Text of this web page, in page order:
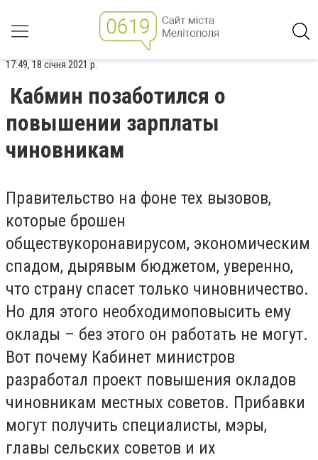
17:49, 18 січня 2021 р.
Кабмин позаботился о
повышении зарплаты
чиновникам
Правительство на фоне тех вызовов,
которые брошен
обществукоронавирусом, экономическим
спадом, дырявым бюджетом, уверенно,
что страну спасет только чиновничество.
Но для этого необходимоповысить ему
оклады – без этого он работать не могут.
Вот почему Кабинет министров
разработал проект повышения окладов
чиновникам местных советов. Прибавки
могут получить специалисты, мэры,
главы сельских советов и их